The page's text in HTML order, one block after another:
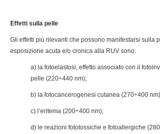
Effetti sulla pelle
Gli effetti più rilevanti che possono manifestarsi sulla
esposizione acuta e/o cronica alla RUV sono:
a) la fotoelastosi, effetto associato con il
pelle (220÷440 nm);
b) la fotocancerogenesi cutanea (270÷400
c) l’eritema (200÷400 nm);
d) le reazioni fototossiche e fotoallergiche